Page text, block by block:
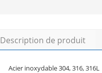
Description de produit
Acier inoxydable 304, 316, 316L